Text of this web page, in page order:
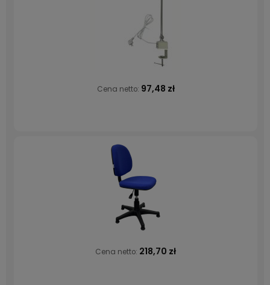
Cena netto: 97,48 zł
Cena netto: 218,70 zł